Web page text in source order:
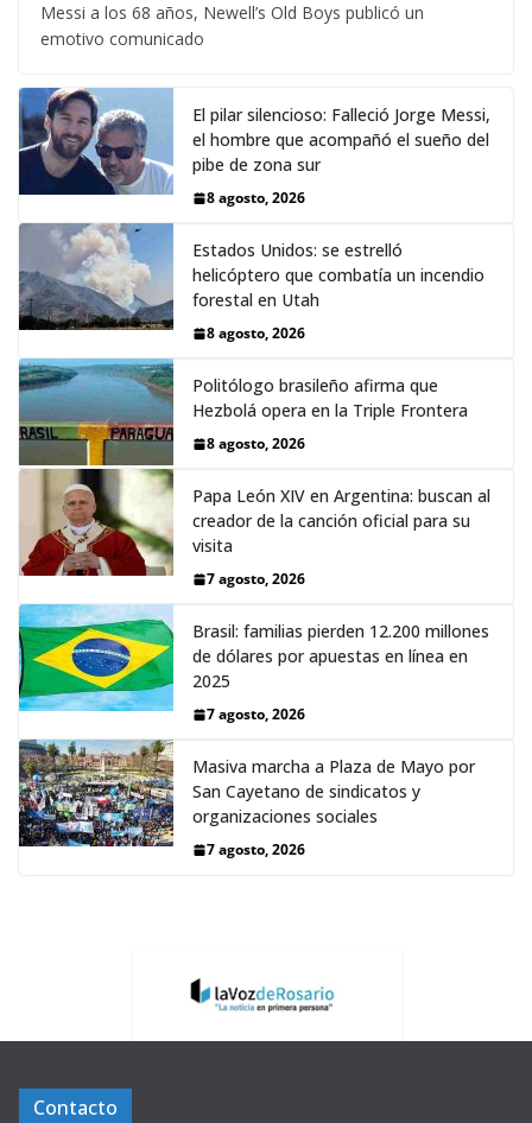
Messi a los 68 años, Newell’s Old Boys publicó un
emotivo comunicado
El pilar silencioso: Falleció Jorge Messi,
el hombre que acompañó el sueño del
pibe de zona sur
8 agosto, 2026
Estados Unidos: se estrelló
helicóptero que combatía un incendio
forestal en Utah
8 agosto, 2026
Politólogo brasileño afirma que
Hezbolá opera en la Triple Frontera
8 agosto, 2026
Papa León XIV en Argentina: buscan al
creador de la canción oficial para su
visita
7 agosto, 2026
Brasil: familias pierden 12.200 millones
de dólares por apuestas en línea en
2025
7 agosto, 2026
Masiva marcha a Plaza de Mayo por
San Cayetano de sindicatos y
organizaciones sociales
7 agosto, 2026
Contacto